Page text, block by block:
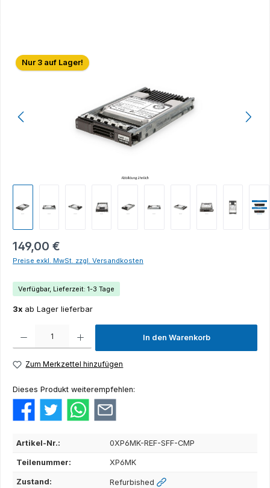
Bildergalerie überspringen
Nur 3 auf Lager!
149,00 €
Preise exkl. MwSt. zzgl. Versandkosten
Verfügbar, Lieferzeit: 1-3 Tage
3x ab Lager lieferbar
In den Warenkorb
Zum Merkzettel hinzufügen
Dieses Produkt weiterempfehlen:
Artikel-Nr.: 0XP6MK-REF-SFF-CMP
Teilenummer: XP6MK
Zustand: Refurbished